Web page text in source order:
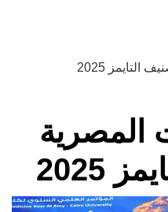
2025
المصرية